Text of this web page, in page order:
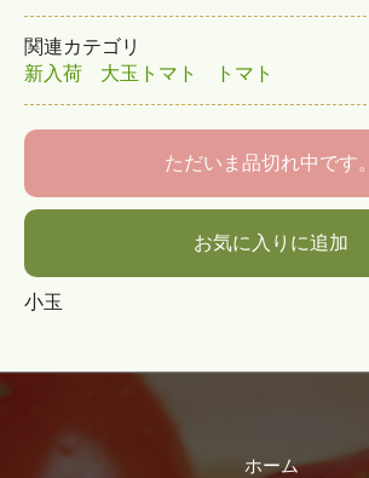
関連カテゴリ
新入荷
大玉トマト トマト
ただいま品切れ中です。
お気に入りに追加
小玉
ホーム